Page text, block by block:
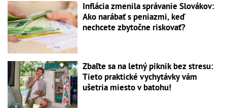
Inflácia zmenila správanie Slovákov:
Ako narábať s peniazmi, keď
nechcete zbytočne riskovať?
Zbaľte sa na letný piknik bez stresu:
Tieto praktické vychytávky vám
ušetria miesto v batohu!